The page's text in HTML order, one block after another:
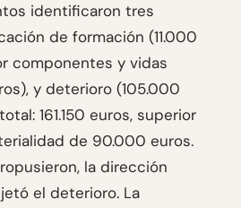
identificaron tres
de formación (11.000
componentes y vidas
y deterioro (105.000
161.150 euros, superior
de 90.000 euros.
la dirección
el deterioro. La